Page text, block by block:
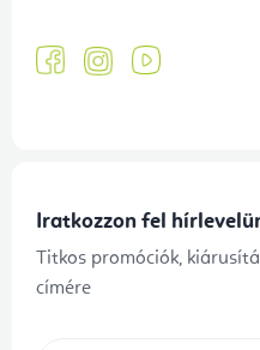
Iratkozzon fel
Titkos promóciók,
címére